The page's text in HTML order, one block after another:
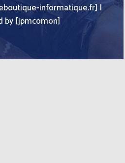
informatique.fr] |
by [jpmcomon]